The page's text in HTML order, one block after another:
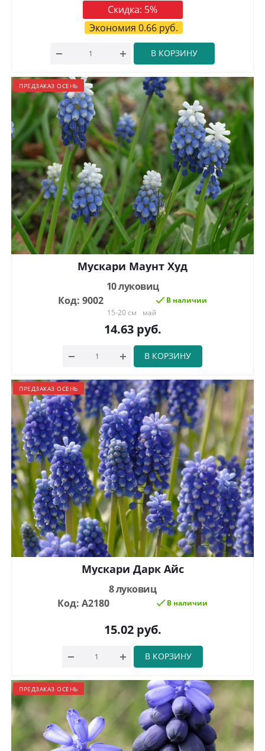
Скидка: 5%
Экономия 0.66руб.
В КОРЗИНУ
ПРЕДЗАКАЗ ОСЕНЬ
Мускари Маунт Худ
10 луковиц
Код: 9002
В наличии
15-20 см
май
14.63руб.
В КОРЗИНУ
ПРЕДЗАКАЗ ОСЕНЬ
Мускари Дарк Айс
8 луковиц
Код: А2180
В наличии
15.02руб.
В КОРЗИНУ
ПРЕДЗАКАЗ ОСЕНЬ